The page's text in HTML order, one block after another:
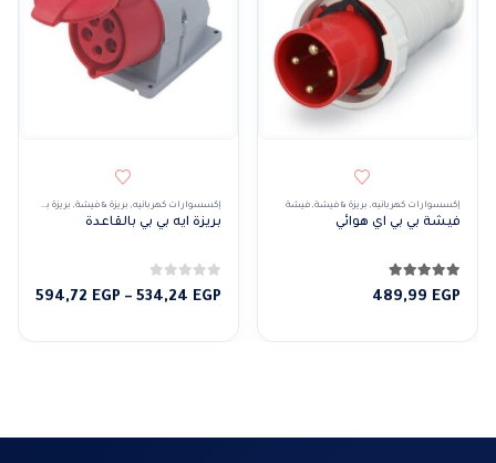
إكسسوارات كهربائيه, بريزة & فيشة, فيشة
فيشة بي بي اي هوائي
5.00 من 5
489,99 EGP
إكسسوارات كهربائيه, بريزة & فيشة, بريزة بقاعدة
بريزة ايه بي بي بالقاعدة
0من 5
534,24 EGP
–
594,72 EGP
من